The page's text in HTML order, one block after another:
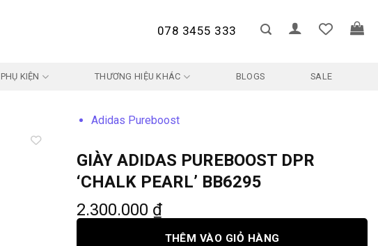
078 3455 333
PHỤ KIỆN THƯƠNG HIỆU KHÁC BLOGS
SALE
Adidas Pureboost
GIÀY ADIDAS PUREBOOST DPR
‘CHALK PEARL’ BB6295
2.300.000 ₫
THÊM VÀO GIỎ HÀNG